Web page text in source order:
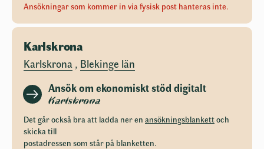
Ansökningar som kommer in via fysisk post hanteras inte.
Karlskrona
Karlskrona , Blekinge län
Ansök om ekonomiskt stöd digitalt
Karlskrona
Det går också bra att ladda ner en ansökningsblankettoch
skicka till
postadressen som står på blanketten.